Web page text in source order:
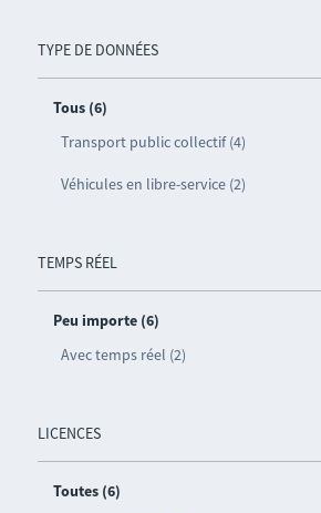
TYPE DE DONNÉES
Tous (6)
Transport public collectif (4)
Véhicules en libre-service (2)
TEMPS RÉEL
Peu importe (6)
Avec temps réel (2)
LICENCES
Toutes (6)